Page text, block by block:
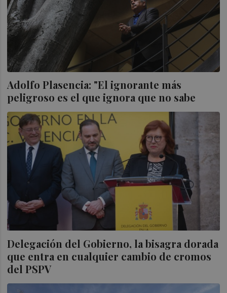
Adolfo Plasencia: "El ignorante más
peligroso es el que ignora que no sabe
Delegación del Gobierno, la bisagra dorada
que entra en cualquier cambio de cromos
del PSPV